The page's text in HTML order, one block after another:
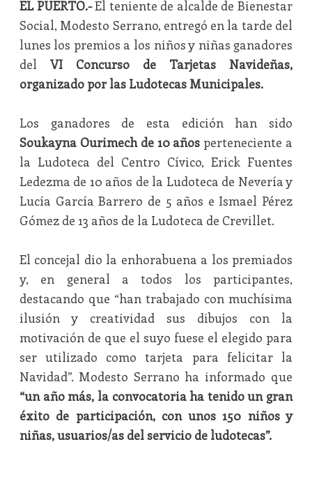
EL PUERTO.-El teniente de alcalde de Bienestar
Social, Modesto Serrano, entregó en la tarde del
lunes los premios a los niños y niñas ganadores
del VI Concurso de Tarjetas Navideñas,
organizado por las Ludotecas Municipales.
Los ganadores de esta edición han sido
Soukayna Ourimech de 10 años perteneciente a
la Ludoteca del Centro Cívico, Erick Fuentes
Ledezma de 10 años de la Ludoteca de Nevería y
Lucía García Barrero de 5 años e Ismael Pérez
Gómez de 13 años de la Ludoteca de Crevillet.
El concejal dio la enhorabuena a los premiados
y, en general a todos los participantes,
destacando que “han trabajado con muchísima
ilusión y creatividad sus dibujos con la
motivación de que el suyo fuese el elegido para
ser utilizado como tarjeta para felicitar la
Navidad”. Modesto Serrano ha informado que
“un año más, la convocatoria ha tenido un gran
éxito de participación, con unos 150 niños y
niñas, usuarios/as del servicio de ludotecas”.